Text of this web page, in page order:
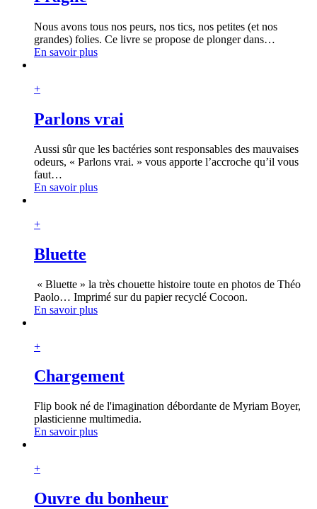
Nous avons tous nos peurs, nos tics, nos petites (et nos
grandes) folies. Ce livre se propose de plonger dans…
En savoir plus
+
Parlons vrai
Aussi sûr que les bactéries sont responsables des mauvaises
odeurs, « Parlons vrai. » vous apporte l’accroche qu’il vous
faut…
En savoir plus
+
Bluette
« Bluette » la très chouette histoire toute en photos de Théo
Paolo… Imprimé sur du papier recyclé Cocoon.
En savoir plus
+
Chargement
Flip book né de l'imagination débordante de Myriam Boyer,
plasticienne multimedia.
En savoir plus
+
Ouvre du bonheur